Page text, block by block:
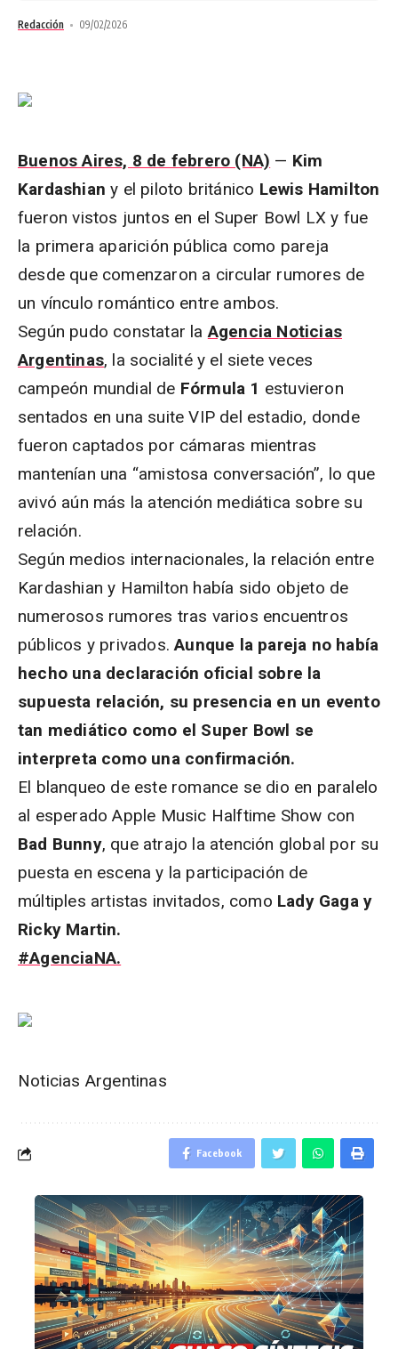
Redacción 09/02/2026
Buenos Aires, 8 de febrero (NA) — Kim
Kardashian y el piloto británico Lewis Hamilton
fueron vistos juntos en el Super Bowl LX y fue
la primera aparición pública como pareja
desde que comenzaron a circular rumores de
un vínculo romántico entre ambos.
Según pudo constatar laAgencia Noticias
Argentinas, la socialité y el siete veces
campeón mundial de Fórmula 1 estuvieron
sentados en una suite VIP del estadio, donde
fueron captados por cámaras mientras
mantenían una “amistosa conversación”, lo que
avivó aún más la atención mediática sobre su
relación.
Según medios internacionales, la relación entre
Kardashian y Hamilton había sido objeto de
numerosos rumores tras varios encuentros
públicos y privados.Aunque la pareja no había
hecho una declaración oficial sobre la
supuesta relación, su presencia en un evento
tan mediático como el Super Bowl se
interpreta como una confirmación.
El blanqueo de este romance se dio en paralelo
al esperado Apple Music Halftime Show con
Bad Bunny, que atrajo la atención global por su
puesta en escena y la participación de
múltiples artistas invitados, como Lady Gaga y
Ricky Martin.
#AgenciaNA.
Noticias Argentinas
Facebook